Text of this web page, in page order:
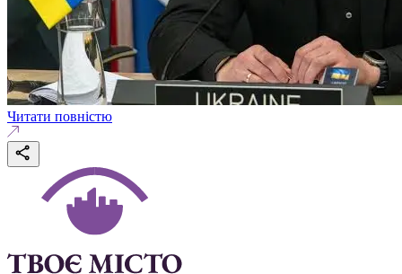
Читати повністю